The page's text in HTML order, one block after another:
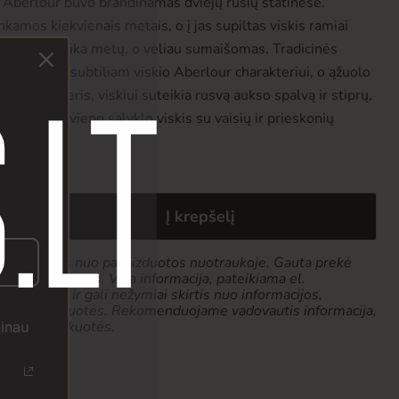
kiekvienais metais, o į jas supiltas viskis ramiai
kaip dvylika metų, o vėliau sumaišomas. Tradicinės
subtiliam viskio Aberlour charakteriui, o ąžuolo
šeris, viskiui suteikia rusvą aukso spalvą ir stiprų,
vieno salyklo viskis su vaisių ir prieskonių
Į krepšelį
tiek skirtis nuo pavaizduotos nuotraukoje. Gauta prekė
formos. Visa informacija, pateikiama el.
pobūdžio ir gali nežymiai skirtis nuo informacijos,
pakuotės. Rekomenduojame vadovautis informacija,
ar pakuotės.